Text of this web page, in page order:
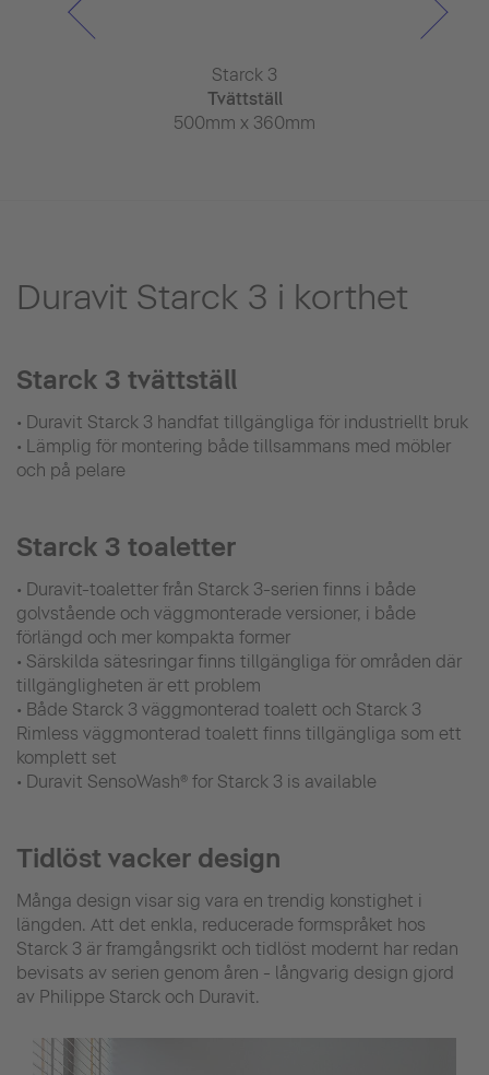
Starck 3
Tvättställ
500mm x 360mm
Duravit Starck 3 i korthet
Starck 3 tvättställ
• Duravit Starck 3 handfat tillgängliga för industriellt bruk
• Lämplig för montering både tillsammans med möbler
och på pelare
Starck 3 toaletter
• Duravit-toaletter från Starck 3-serien finns i både
golvstående och väggmonterade versioner, i både
förlängd och mer kompakta former
• Särskilda sätesringar finns tillgängliga för områden där
tillgängligheten är ett problem
• Både Starck 3 väggmonterad toalett och Starck 3
Rimless väggmonterad toalett finns tillgängliga som ett
komplett set
• Duravit SensoWash® for Starck 3 is available
Tidlöst vacker design
Många design visar sig vara en trendig konstighet i
längden. Att det enkla, reducerade formspråket hos
Starck 3 är framgångsrikt och tidlöst modernt har redan
bevisats av serien genom åren - långvarig design gjord
av Philippe Starck och Duravit.